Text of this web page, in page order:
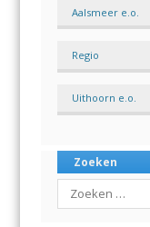
Aalsmeer e.o.
Regio
Uithoorn e.o.
Zoeken
Search